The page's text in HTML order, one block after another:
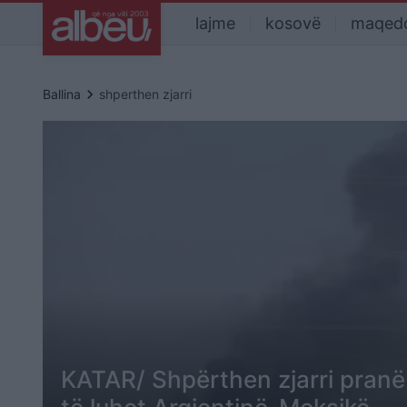
lajme kosovë
Ballina keyboard_arrow_right shperthen zjarri
KATAR/ Shpërthen zjarri